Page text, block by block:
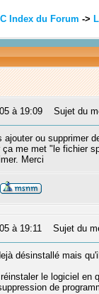
Index du Forum ->
à 19:09 Sujet du
ajouter ou supprimer
me met "le fichier
Merci
à 19:11 Sujet du
désinstallé mais
le logiciel en
de